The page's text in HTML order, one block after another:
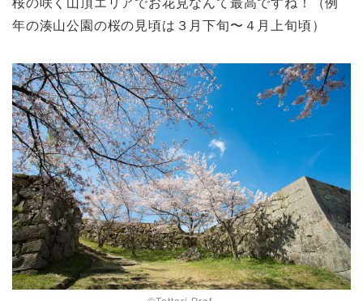
桜の咲く山頂エリアでお花見なんて最高ですね！（例
年の湊山公園の桜の見頃は３月下旬〜４月上旬頃）